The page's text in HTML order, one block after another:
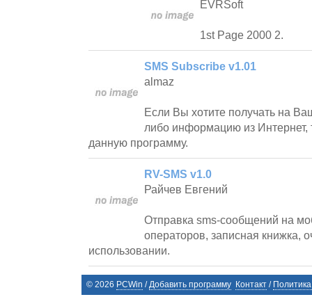
EVRSoft
1st Page 2000 2.
SMS Subscribe v1.01
almaz
Если Вы хотите получать на
либо информацию из Интернет,
данную программу.
RV-SMS v1.0
Райчев Евгений
Отправка sms-сообщений на
операторов, записная книжка,
использовании.
© 2026 PCWin /Добавить программу Контакт /